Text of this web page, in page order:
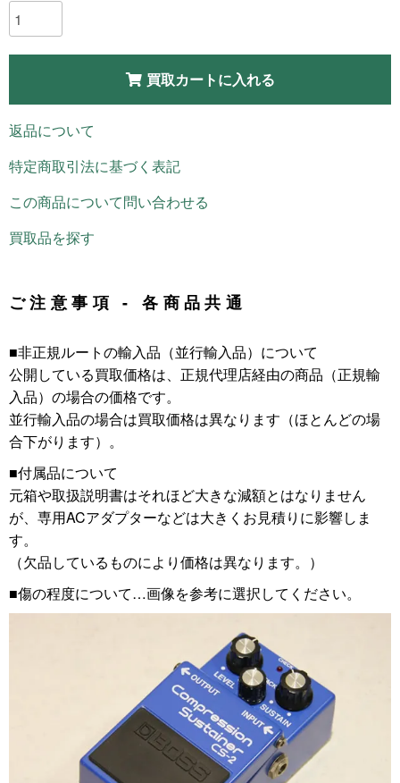
買取カートに入れる
返品について
特定商取引法に基づく表記
この商品について問い合わせる
買取品を探す
ご注意事項 - 各商品共通
■非正規ルートの輸入品（並行輸入品）について
公開している買取価格は、正規代理店経由の商品（正規輸
入品）の場合の価格です。
並行輸入品の場合は買取価格は異なります（ほとんどの場
合下がります）。
■付属品について
元箱や取扱説明書はそれほど大きな減額とはなりません
が、専用ACアダプターなどは大きくお見積りに影響しま
す。
（欠品しているものにより価格は異なります。）
■傷の程度について…画像を参考に選択してください。